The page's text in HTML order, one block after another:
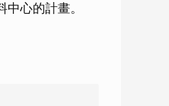
心的計畫。